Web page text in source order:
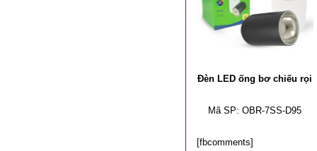
Đèn LED ống bơ chiếu rọi
Mã SP:OBR-7SS-D95
[fbcomments]